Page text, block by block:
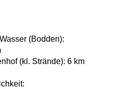
(Bodden):
(kl. Strände): 6 km